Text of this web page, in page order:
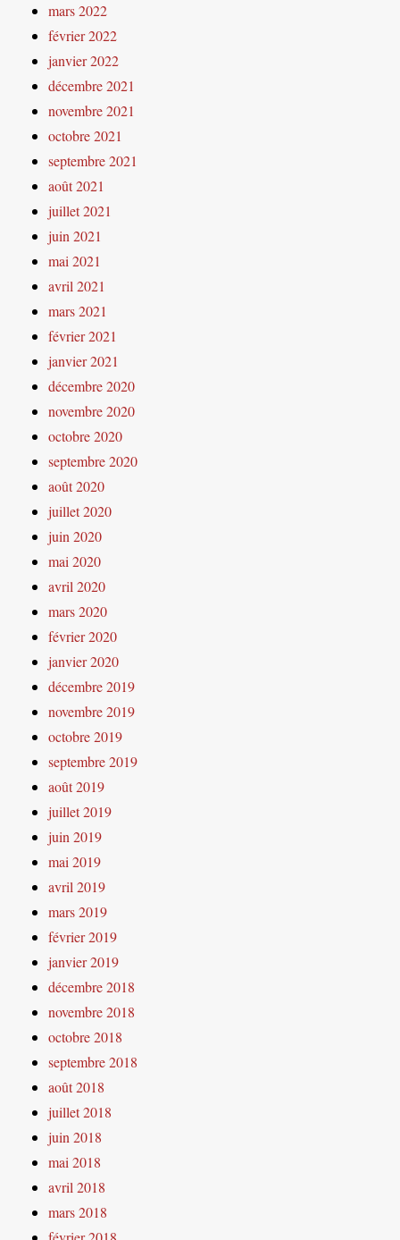
mars 2022
février 2022
janvier 2022
décembre 2021
novembre 2021
octobre 2021
septembre 2021
août 2021
juillet 2021
juin 2021
mai 2021
avril 2021
mars 2021
février 2021
janvier 2021
décembre 2020
novembre 2020
octobre 2020
septembre 2020
août 2020
juillet 2020
juin 2020
mai 2020
avril 2020
mars 2020
février 2020
janvier 2020
décembre 2019
novembre 2019
octobre 2019
septembre 2019
août 2019
juillet 2019
juin 2019
mai 2019
avril 2019
mars 2019
février 2019
janvier 2019
décembre 2018
novembre 2018
octobre 2018
septembre 2018
août 2018
juillet 2018
juin 2018
mai 2018
avril 2018
mars 2018